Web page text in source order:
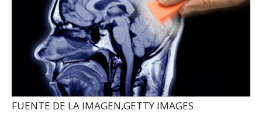
FUENTE DE LA IMAGEN,GETTY IMAGES